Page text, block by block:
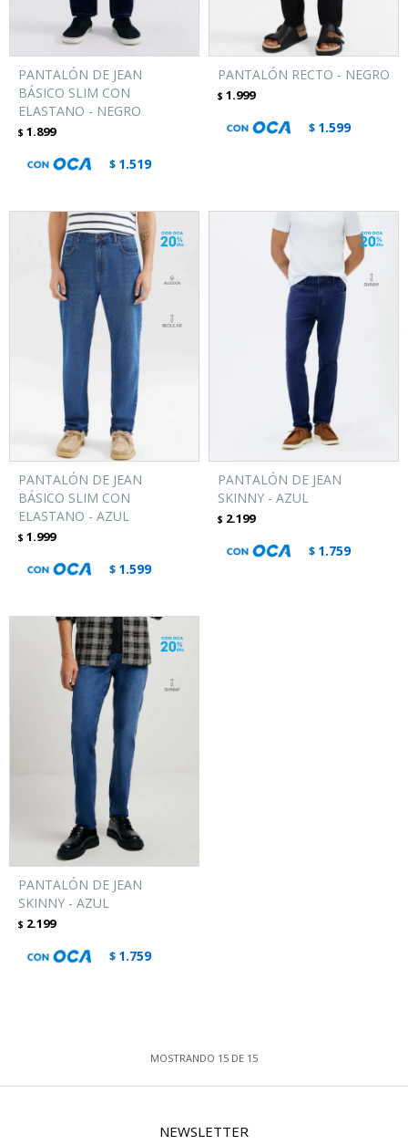
PANTALÓN DE JEAN
BÁSICO SLIM CON
ELASTANO - NEGRO
$ 1.899
$ 1.519
PANTALÓN RECTO - NEGRO
$ 1.999
$ 1.599
PANTALÓN DE JEAN
BÁSICO SLIM CON
ELASTANO - AZUL
$ 1.999
$ 1.599
PANTALÓN DE JEAN
SKINNY - AZUL
$ 2.199
$ 1.759
PANTALÓN DE JEAN
SKINNY - AZUL
$ 2.199
$ 1.759
MOSTRANDO 15 DE 15
NEWSLETTER